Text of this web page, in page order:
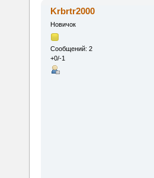
Krbrtr2000
Новичок
Сообщений: 2
+0/-1